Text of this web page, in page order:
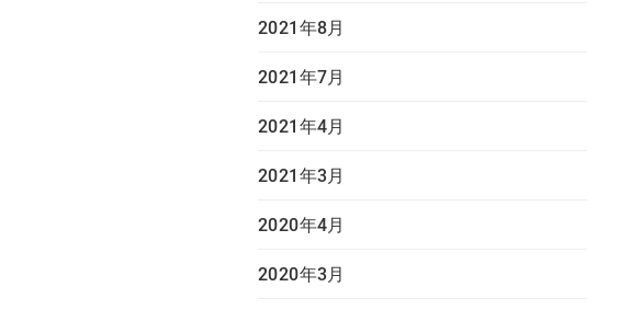
2021年8月
2021年7月
2021年4月
2021年3月
2020年4月
2020年3月